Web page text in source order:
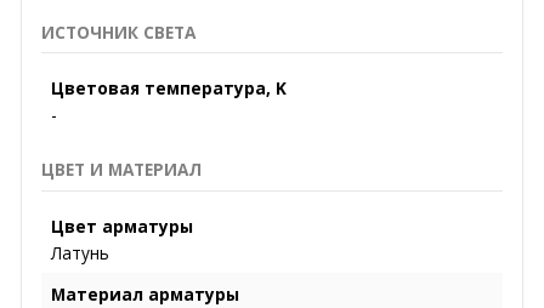
ИСТОЧНИК СВЕТА
Цветовая температура, K
-
ЦВЕТ И МАТЕРИАЛ
Цвет арматуры
Латунь
Материал арматуры